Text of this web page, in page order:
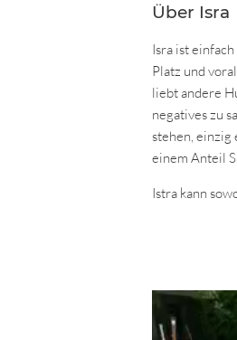
Über Isra
Isra ist
Platz und
liebt andere
negatives zu
stehen, einzig
einem Anteil
Istra kann